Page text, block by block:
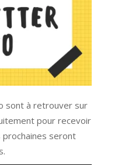
sont à retrouver sur
pour recevoir
prochaines seront